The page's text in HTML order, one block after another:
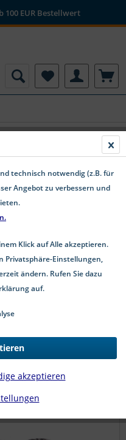
100 EUR Bestellwert
A2
A2 – Rostfrei &
Außenanwendungen
bieten höchste
mehr erfahren »
technisch notwendig (z.B. für
Angebot zu verbessern und
Klick auf Alle akzeptieren.
Privatsphäre-Einstellungen,
ändern. Rufen Sie dazu
auf.
akzeptieren